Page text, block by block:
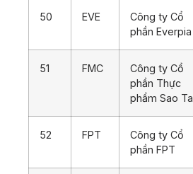
50 EVE
Công ty Cổ
phần Everpia
51 FMC
Công ty Cổ
phần Thực
phẩm Sao Ta
52 FPT
Công ty Cổ
phần FPT